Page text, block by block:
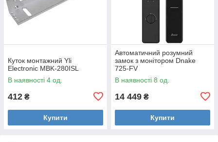
Куток монтажний Yli
Electronic MBK-280ISL
В наявності 4 од.
412 ₴
Купити
Автоматичний розумний
замок з монітором Dnake
725-FV
В наявності 8 од.
14 449 ₴
Купити